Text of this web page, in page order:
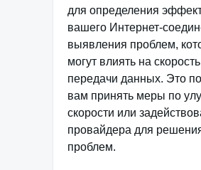
для определения
вашего Интернет-
выявления проблем,
могут влиять на скорость
передачи данных. Это
вам принять меры по
скорости или
провайдера для
проблем.